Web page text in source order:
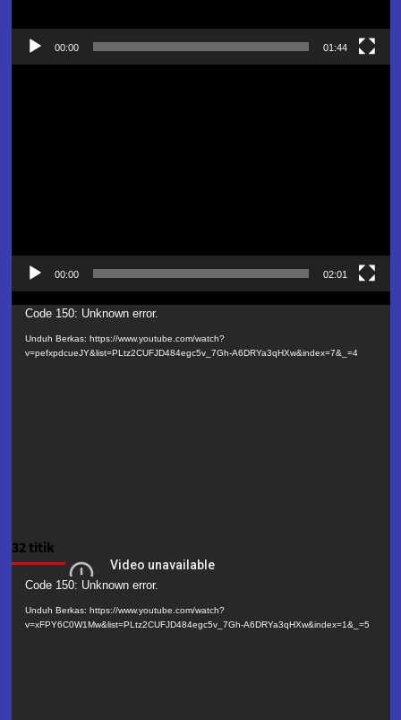
00:00 01:44
00:00 02:01
Pemutar
Video
Code 150: Unknown error.
Unduh Berkas: https://www.youtube.com/watch?
v=pefxpdcueJY&list=PLtz2CUFJD484egc5v_7Gh-A6DRYa3qHXw&index=7&_=4
32 titik
Pemutar
Video
Code 150: Unknown error.
Unduh Berkas: https://www.youtube.com/watch?
v=xFPY6C0W1Mw&list=PLtz2CUFJD484egc5v_7Gh-A6DRYa3qHXw&index=1&_=5